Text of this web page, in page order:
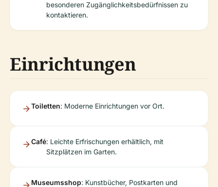
besonderen Zugänglichkeitsbedürfnissen zu
kontaktieren.
Einrichtungen
Toiletten: Moderne Einrichtungen vor Ort.
Café: Leichte Erfrischungen erhältlich, mit
Sitzplätzen im Garten.
Museumsshop: Kunstbücher, Postkarten und